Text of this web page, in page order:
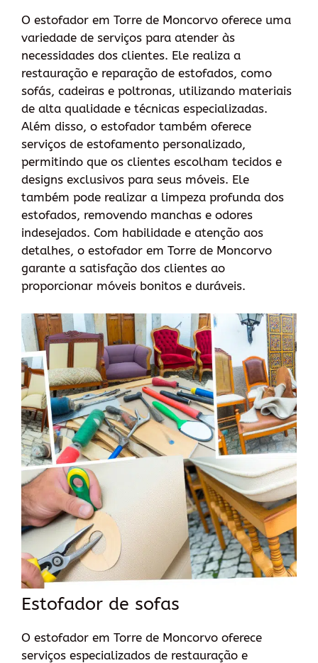
O estofador em Torre de Moncorvo oferece uma
variedade de serviços para atender às
necessidades dos clientes. Ele realiza a
restauração e reparação de estofados, como
sofás, cadeiras e poltronas, utilizando materiais
de alta qualidade e técnicas especializadas.
Além disso, o estofador também oferece
serviços de estofamento personalizado,
permitindo que os clientes escolham tecidos e
designs exclusivos para seus móveis. Ele
também pode realizar a limpeza profunda dos
estofados, removendo manchas e odores
indesejados. Com habilidade e atenção aos
detalhes, o estofador em Torre de Moncorvo
garante a satisfação dos clientes ao
proporcionar móveis bonitos e duráveis.
Estofador de sofas
O estofador em Torre de Moncorvo oferece
serviços especializados de restauração e